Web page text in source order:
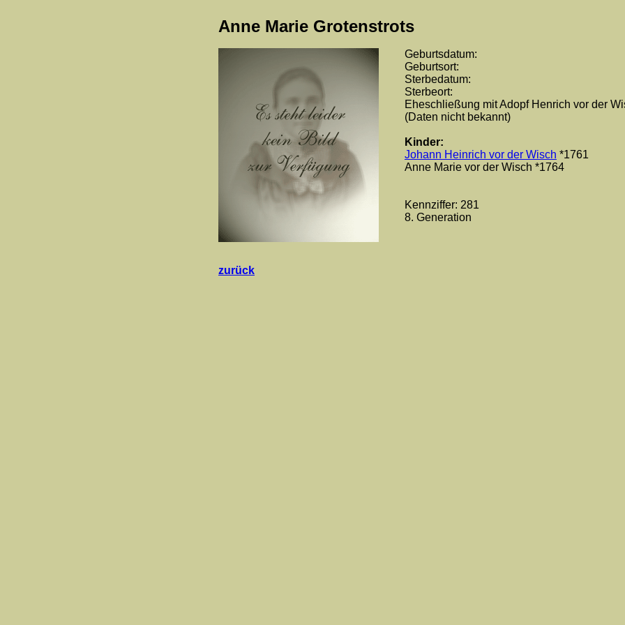
Anne Marie Grotenstrots
Geburtsdatum:
Geburtsort:
Sterbedatum:
Sterbeort:
Eheschließung mit Adopf Henrich vor der
(Daten nicht bekannt)
Kinder:
Johann Heinrich vor der Wisch *1761
Anne Marie vor der Wisch *1764
Kennziffer: 281
8. Generation
zurück